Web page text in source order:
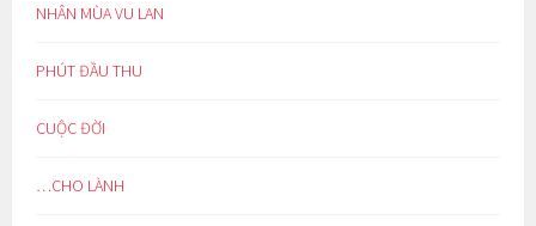
NHÂN MÙA VU LAN
PHÚT ĐẦU THU
CUỘC ĐỜI
…CHO LÀNH